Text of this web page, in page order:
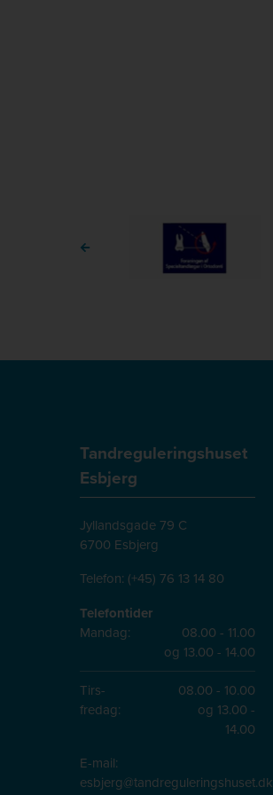
Tandreguleringshuset
Esbjerg
Jyllandsgade 79 C
6700 Esbjerg
Telefon: (+45) 76 13 14 80
Telefontider
Mandag:
08.00 - 11.00
og 13.00 - 14.00
Tirs-
fredag:
08.00 - 10.00
og 13.00 -
14.00
E-mail:
esbjerg@tandreguleringshuset.dk